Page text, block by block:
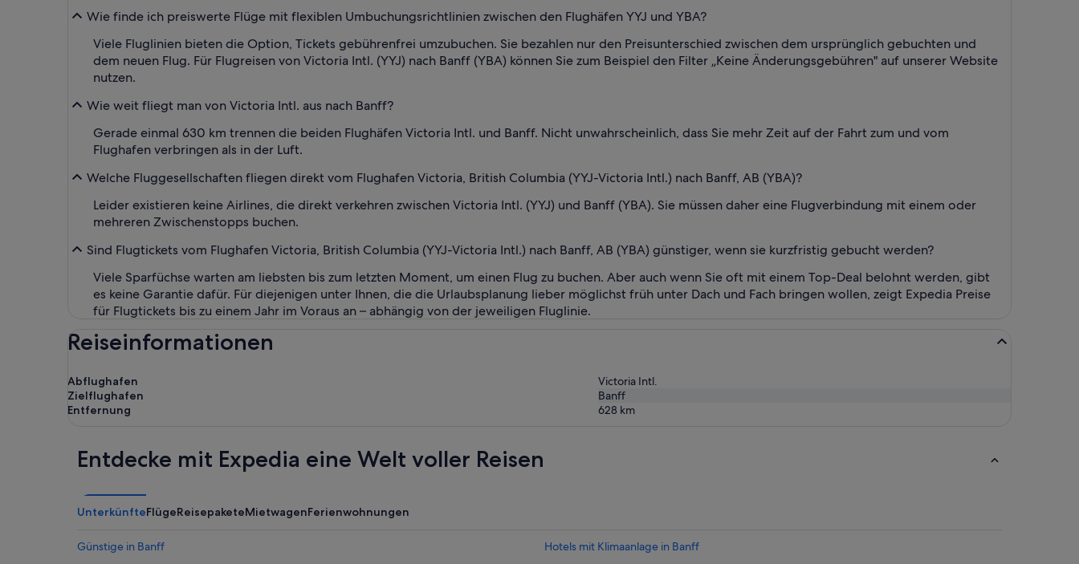
Wie finde ich preiswerte Flüge mit flexiblen Umbuchungsrichtlinien zwischen den Flughäfen YYJ und YBA?
Viele Fluglinien bieten die Option, Tickets gebührenfrei umzubuchen. Sie bezahlen nur den Preisunterschied zwischen dem ursprünglich gebuchten und
dem neuen Flug. Für Flugreisen von Victoria Intl. (YYJ) nach Banff (YBA) können Sie zum Beispiel den Filter „Keine Änderungsgebühren" auf unserer Website
nutzen.
Wie weit fliegt man von Victoria Intl. aus nach Banff?
Gerade einmal 630 km trennen die beiden Flughäfen Victoria Intl. und Banff. Nicht unwahrscheinlich, dass Sie mehr Zeit auf der Fahrt zum und vom
Flughafen verbringen als in der Luft.
Welche Fluggesellschaften fliegen direkt vom Flughafen Victoria, British Columbia (YYJ-Victoria Intl.) nach Banff, AB (YBA)?
Leider existieren keine Airlines, die direkt verkehren zwischen Victoria Intl. (YYJ) und Banff (YBA). Sie müssen daher eine Flugverbindung mit einem oder
mehreren Zwischenstopps buchen.
Sind Flugtickets vom Flughafen Victoria, British Columbia (YYJ-Victoria Intl.) nach Banff, AB (YBA) günstiger, wenn sie kurzfristig gebucht werden?
Viele Sparfüchse warten am liebsten bis zum letzten Moment, um einen Flug zu buchen. Aber auch wenn Sie oft mit einem Top-Deal belohnt werden, gibt
es keine Garantie dafür. Für diejenigen unter Ihnen, die die Urlaubsplanung lieber möglichst früh unter Dach und Fach bringen wollen, zeigt Expedia Preise
für Flugtickets bis zu einem Jahr im Voraus an – abhängig von der jeweiligen Fluglinie.
Reiseinformationen
Abflughafen
Victoria Intl.
Zielflughafen
Banff
Entfernung
628 km
Entdecke mit Expedia eine Welt voller Reisen
UnterkünfteFlügeReisepaketeMietwagenFerienwohnungen
Günstige in Banff
Hotels mit Klimaanlage in Banff